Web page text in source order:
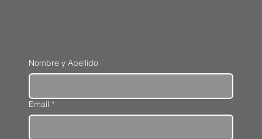
Nombre y Apellido
Email *